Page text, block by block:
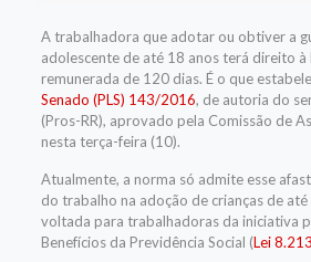
A trabalhadora que adotar ou obtiver a
adolescente de até 18 anos terá direito
remunerada de 120 dias. É o que
Senado (PLS) 143/2016, de autoria do
(Pros-RR), aprovado pela Comissão de
nesta terça-feira (10).
Atualmente, a norma só admite esse
do trabalho na adoção de crianças de
voltada para trabalhadoras da iniciativa
Benefícios da Previdência Social (Lei